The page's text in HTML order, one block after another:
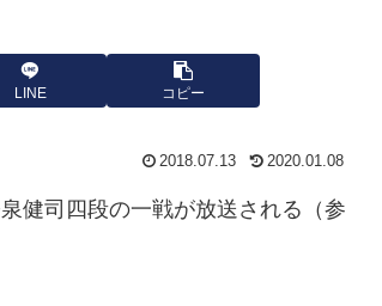
LINE コピー
2018.07.13 2020.01.08
健司四段の一戦が放送される（参